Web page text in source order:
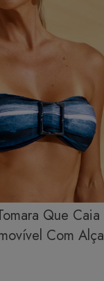
Que Caia
Com